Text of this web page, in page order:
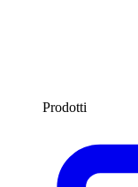
Prodotti